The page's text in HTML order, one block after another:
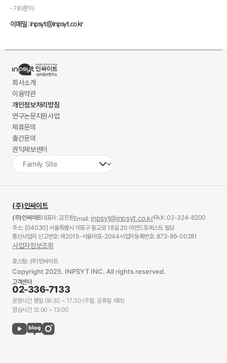
- 기타문의
이메일 : inpsyt@inpsyt.co.kr
회사소개
이용약관
개인정보처리방침
연구논문지원사업
제휴문의
출간문의
권익제보센터
(주)인싸이트
(주)인싸이트대표자: 김진환Email: inpsyt@inpsyt.co.krFAX: 02-324-8200
주소: [04030] 서울특별시 마포구 동교로 18길 20 마인드포레스트 빌딩
통신사업자 신고번호: 제2015-서울마포-2044사업자등록번호: 872-86-00281
사업자정보조회
호스팅: (주)인싸이트
Copyright 2025. INPSYT INC. All rights reserved.
고객센터
02-336-7133
운영시간 평일 09:30 ~ 17:30 (주말, 공휴일 제외)
점심시간 12:00 ~ 13:00